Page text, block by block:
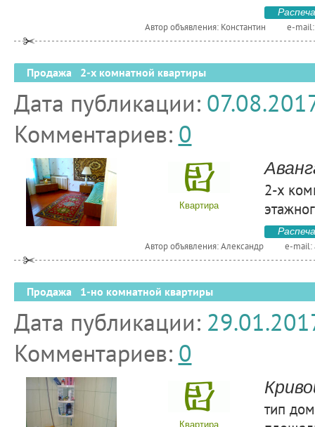
Автор объявления: Константин e-
Продажа 2-х комнатной квартиры
Дата публикации:
Комментариев: 0
Квартира
2-х
Автор объявления: Александр e-mail:
Продажа 1-но комнатной квартиры
Дата публикации:
Комментариев: 0
Квартира
тип